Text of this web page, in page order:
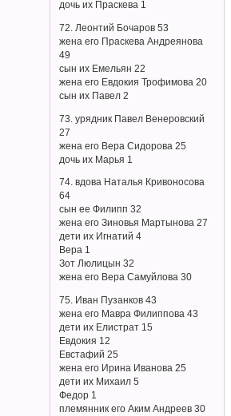
дочь их Праскева 1
72. Леонтий Бочаров 53
жена его Праскева Андреянова
49
сын их Емельян 22
жена его Евдокия Трофимова 20
сын их Павел 2
73. урядник Павел Венеровский
27
жена его Вера Сидорова 25
дочь их Марья 1
74. вдова Наталья Кривоносова
64
сын ее Филипп 32
жена его Зиновья Мартынова 27
дети их Игнатий 4
Вера 1
Зот Люлицын 32
жена его Вера Самуйлова 30
75. Иван Пузанков 43
жена его Мавра Филиппова 43
дети их Елистрат 15
Евдокия 12
Евстафий 25
жена его Ирина Иванова 25
дети их Михаил 5
Федор 1
племянник его Аким Андреев 30